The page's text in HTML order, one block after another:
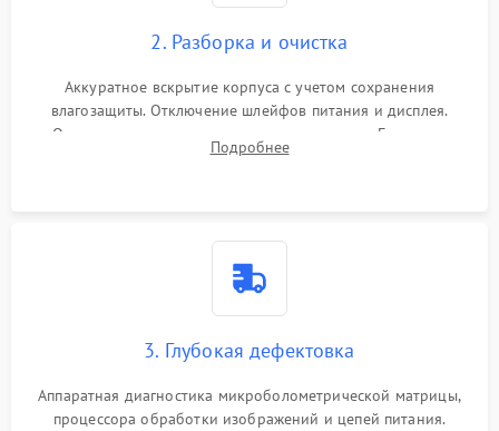
2. Разборка и очистка
Аккуратное вскрытие корпуса с учетом сохранения
влагозащиты. Отключение шлейфов питания и дисплея.
Очистка внутренних плат от окислов и пыли. Бережная
обработка германиевого объектива специализированными
Подробнее
3. Глубокая дефектовка
Аппаратная диагностика микроболометрической матрицы,
процессора обработки изображений и цепей питания.